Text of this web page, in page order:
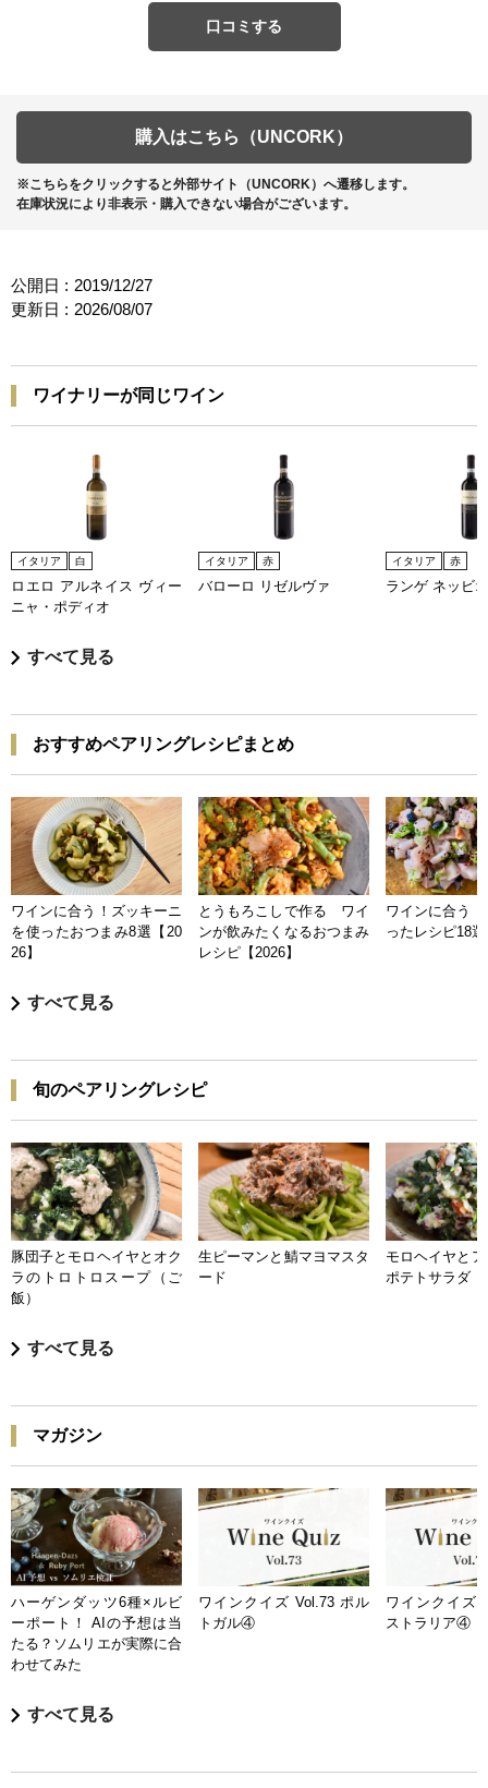
口コミする
購入はこちら（UNCORK）
※こちらをクリックすると外部サイト（UNCORK）へ遷移します。
在庫状況により非表示・購入できない場合がございます。
公開日 : 2019/12/27
更新日 : 2026/08/07
ワイナリーが同じワイン
イタリア 白
ロエロ アルネイス ヴィー
ニャ・ポディオ
イタリア 赤
バローロ リゼルヴァ
イタリア 赤
ランゲ ネッビ
すべて見る
おすすめペアリングレシピまとめ
ワインに合う！ズッキーニ
を使ったおつまみ8選【20
26】
とうもろこしで作る ワイ
ンが飲みたくなるおつまみ
レシピ【2026】
ワインに合う
ったレシピ18
すべて見る
旬のペアリングレシピ
豚団子とモロヘイヤとオク
ラのトロトロスープ（ご
飯）
生ピーマンと鯖マヨマスタ
ード
モロヘイヤと
ポテトサラダ
すべて見る
マガジン
ハーゲンダッツ6種×ルビ
ーポート！ AIの予想は当
たる？ソムリエが実際に合
わせてみた
ワインクイズ Vol.73 ポル
トガル④
ワインクイズ
ストラリア④
すべて見る